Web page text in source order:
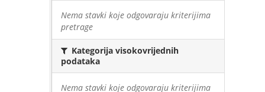
Nema stavki koje odgovaraju kriterijima
pretrage
Kategorija visokovrijednih
podataka
Nema stavki koje odgovaraju kriterijima